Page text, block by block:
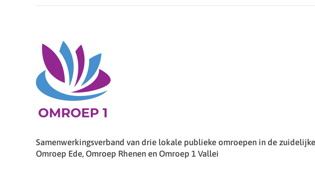
Samenwerkingsverband van drie lokale publieke omroepen in de
Omroep Ede, Omroep Rhenen en Omroep 1 Vallei